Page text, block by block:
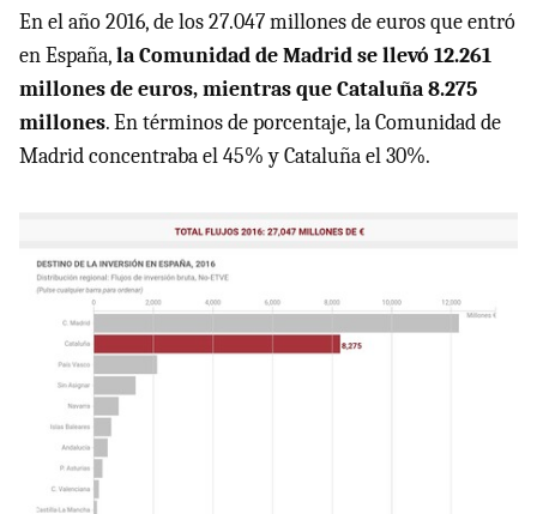
En el año 2016, de los 27.047 millones de euros que entró
en España,la Comunidad de Madrid se llevó 12.261
millones de euros, mientras que Cataluña 8.275
millones. En términos de porcentaje, la Comunidad de
Madrid concentraba el 45% y Cataluña el 30%.